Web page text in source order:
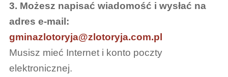
3. Możesz napisać wiadomość i wysłać na
adres e-mail:
gminazlotoryja@zlotoryja.com.pl
Musisz mieć Internet i konto poczty
elektronicznej.